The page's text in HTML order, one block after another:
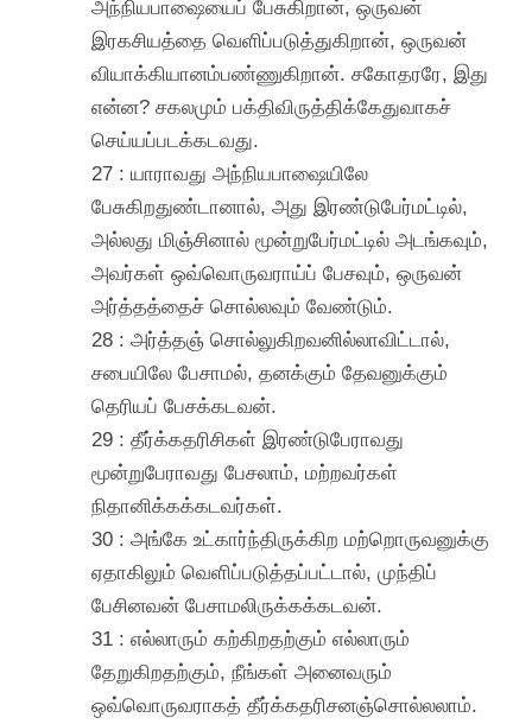
அந்நியபாஷையைப் பேசுகிறான், ஒருவன்
இரகசியத்தை வெளிப்படுத்துகிறான், ஒருவன்
வியாக்கியானம்பண்ணுகிறான். சகோதரரே, இது
என்ன? சகலமும் பக்திவிருத்திக்கேதுவாகச்
செய்யப்படக்கடவது.
27 : யாராவது அந்நியபாஷையிலே
பேசுகிறதுண்டானால், அது இரண்டுபேர்மட்டில்,
அல்லது மிஞ்சினால் மூன்றுபேர்மட்டில் அடங்கவும்,
அவர்கள் ஒவ்வொருவராய்ப் பேசவும், ஒருவன்
அர்த்தத்தைச் சொல்லவும் வேண்டும்.
28 : அர்த்தஞ் சொல்லுகிறவனில்லாவிட்டால்,
சபையிலே பேசாமல், தனக்கும் தேவனுக்கும்
தெரியப் பேசக்கடவன்.
29 : தீர்க்கதரிசிகள் இரண்டுபேராவது
மூன்றுபேராவது பேசலாம், மற்றவர்கள்
நிதானிக்கக்கடவர்கள்.
30 : அங்கே உட்கார்ந்திருக்கிற மற்றொருவனுக்கு
ஏதாகிலும் வெளிப்படுத்தப்பட்டால், முந்திப்
பேசினவன் பேசாமலிருக்கக்கடவன்.
31 : எல்லாரும் கற்கிறதற்கும் எல்லாரும்
தேறுகிறதற்கும், நீங்கள் அனைவரும்
ஒவ்வொருவராகத் தீர்க்கதரிசனஞ்சொல்லலாம்.